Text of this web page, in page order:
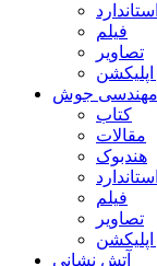
فیلم
تصاویر
اپلیکشن
مهندسی جوش
کتاب
مقالات
هندبوک
فیلم
تصاویر
اپلیکشن
آتش نشانی